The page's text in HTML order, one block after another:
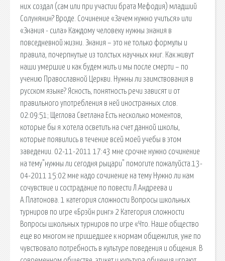
них создал (сам или при участии брата Мефодия) младший
Солунянин? Вроде. Сочинение «Зачем нужно учиться» или
«Знания - сила» Каждому человеку нужны знания в
повседневной жизни. Знания – это не только формулы и
правила, почерпнутые из толстых научных книг. Как живут
наши умершие и как будем жить и мы после смерти – по
учению Православной Церкви. Нужны ли заимствования в
русском языке? Ясность, понятность речи зависят и от
правильного употребления в ней иностранных слов.
02:09:51; Щеглова Светлана Есть несколько моментов,
которые бы я хотела осветить на счет данной школы,
которые появились в течение всей моей учебы в этом
заведении. 02-11-2011 17:43 мне срочне нужно сочинение
на тему"нужны ли сегодня рыцари" помогите пожалуйста.13-
04-2011 15:02 мне надо сочинение на тему Нужно ли нам
сочувствие и сострадание по повести Л.Андреева и
А.Платонова. 1 категория сложности Вопросы школьных
турниров по игре «Брэйн ринг» 2 Категория сложности
Вопросы школьных турниров по игре «Что. Наше общество
еще во многом не пришедшее к нормам общежития, уже по
чувствовало потребность в культуре поведения и общения. В